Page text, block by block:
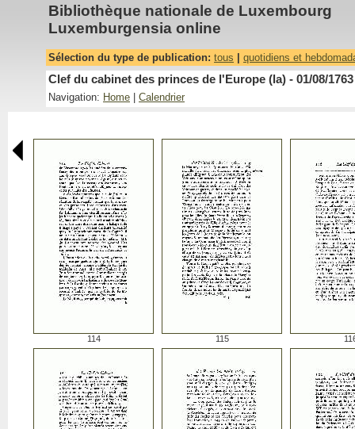
Bibliothèque nationale de Luxembourg
Luxemburgensia online
Sélection du type de publication: tous quotidiens et
Clef du cabinet des princes de l'Europe (la) - 01/08/1763
Navigation: Home Calendrier
114 115